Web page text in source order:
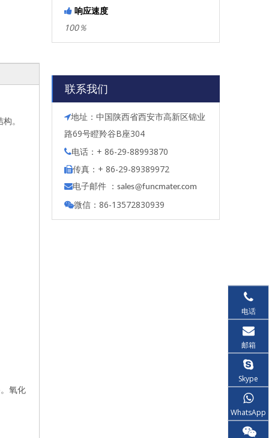
。
氧化
 响应速度
100％
联系我们
地址：中国陕西省西安市高新区锦业
路69号瞪羚谷B座304
电话：+ 86-29-88993870
传真：+ 86-29-89389972
电子邮件 ： sales@funcmater.com
微信：86-13572830939
电话
邮箱
Skype
WhatsApp